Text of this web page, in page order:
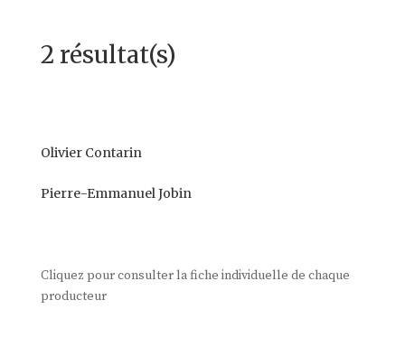
2 résultat(s)
Olivier Contarin
Pierre-Emmanuel Jobin
Cliquez pour consulter la fiche individuelle de chaque
producteur